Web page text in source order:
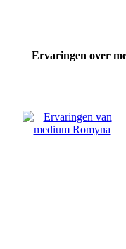
Ervaringen over